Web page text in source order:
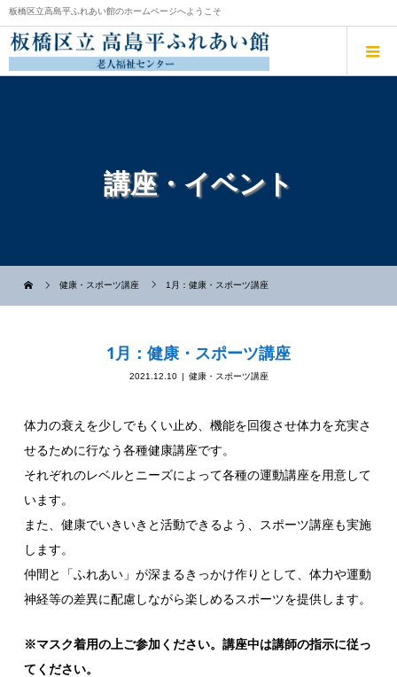
板橋区立高島平ふれあい館のホームページへようこそ
講座・イベント
健康・スポーツ講座 1月：健康・スポーツ講座
1月：健康・スポーツ講座
2021.12.10 健康・スポーツ講座
体力の衰えを少しでもくい止め、機能を回復させ体力を充実さ
せるために行なう各種健康講座です。
それぞれのレベルとニーズによって各種の運動講座を用意して
います。
また、健康でいきいきと活動できるよう、スポーツ講座も実施
します。
仲間と「ふれあい」が深まるきっかけ作りとして、体力や運動
神経等の差異に配慮しながら楽しめるスポーツを提供します。
※マスク着用の上ご参加ください。講座中は講師の指示に従っ
てください。